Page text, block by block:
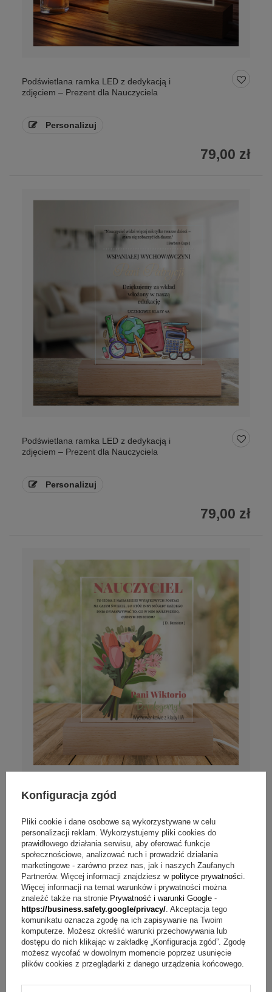
Podświetlana ramka LED z dedykacją i
zdjęciem – Prezent dla Nauczyciela
Personalizuj
79,00 zł
Podświetlana ramka LED z dedykacją i
zdjęciem – Prezent dla Nauczyciela
Personalizuj
79,00 zł
Podświetlana ramka LED z dedykacją i
Personalizuj
79,00 zł
Konfiguracja zgód
Pliki cookie i dane osobowe są wykorzystywane w celu
personalizacji reklam. Wykorzystujemy pliki cookies do
prawidłowego działania serwisu, aby oferować funkcje
społecznościowe, analizować ruch i prowadzić działania
marketingowe - zarówno przez nas, jak i naszych Zaufanych
Partnerów. Więcej informacji znajdziesz w polityce prywatności.
Więcej informacji na temat warunków i prywatności można
znaleźć także na stronie Prywatność i warunki Google -
https://business.safety.google/privacy/. Akceptacja tego
komunikatu oznacza zgodę na ich zapisywanie na Twoim
komputerze. Możesz określić warunki przechowywania lub
dostępu do nich klikając w zakładkę „Konfiguracja zgód”. Zgodę
możesz wycofać w dowolnym momencie poprzez usunięcie
plików cookies z przeglądarki z danego urządzenia końcowego.